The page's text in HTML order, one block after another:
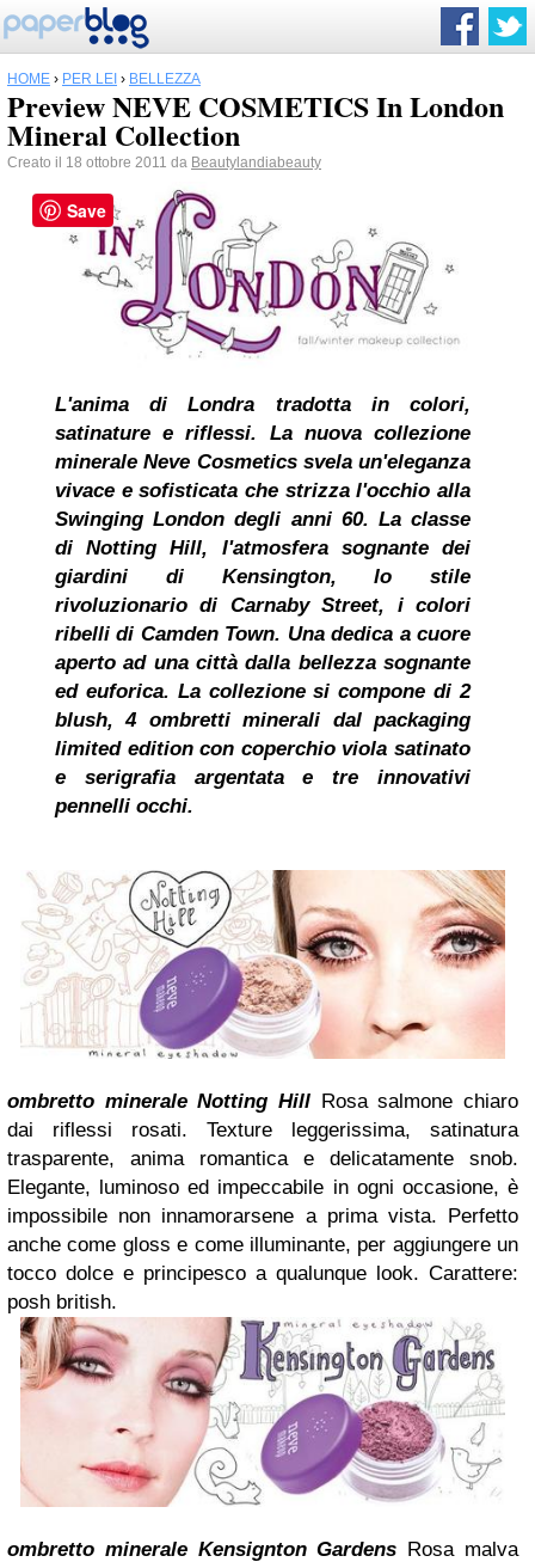
HOME › PER LEI › BELLEZZA
Preview NEVE COSMETICS In London
Mineral Collection
Creato il 18 ottobre 2011 da Beautylandiabeauty
L'anima di Londra tradotta in colori,
satinature e riflessi.
La nuova collezione
minerale Neve Cosmetics svela un'eleganza
vivace e sofisticata che strizza l'occhio alla
Swinging London degli anni 60. La classe
di Notting Hill, l'atmosfera sognante dei
giardini di Kensington, lo stile
rivoluzionario di Carnaby Street, i colori
ribelli di Camden Town. Una dedica a cuore
aperto ad una città dalla bellezza sognante
ed euforica. La collezione si compone di 2
blush, 4 ombretti minerali dal packaging
limited edition con coperchio viola satinato
e serigrafia argentata e tre innovativi
pennelli occhi.
ombretto minerale Notting Hill
Rosa salmone chiaro
dai riflessi rosati. Texture leggerissima, satinatura
trasparente, anima romantica e delicatamente snob.
Elegante, luminoso ed impeccabile in ogni occasione, è
impossibile non innamorarsene a prima vista. Perfetto
anche come gloss e come illuminante, per aggiungere un
tocco dolce e principesco a qualunque look. Carattere:
posh british.
ombretto minerale Kensignton Gardens Rosa malva
Save